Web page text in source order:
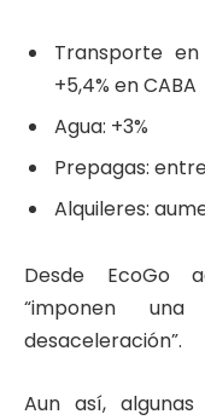
Transporte en
+5,4% en CABA
Agua: +3%
Prepagas: entre
Alquileres:
Desde EcoGo
“imponen
desaceleración”.
Aun así,